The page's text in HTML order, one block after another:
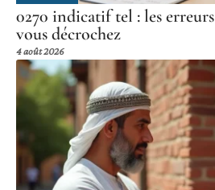
0270 indicatif tel : les
vous décrochez
4 août 2026